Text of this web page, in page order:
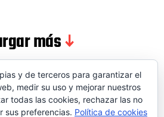
más
y de terceros para garantizar el
medir su uso y mejorar nuestros
todas las cookies, rechazar las no
sus preferencias. Política de cookies